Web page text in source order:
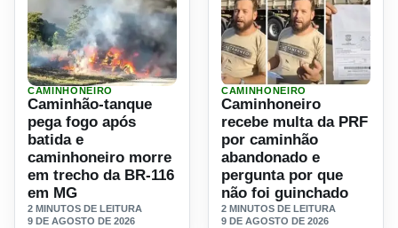
Ler materia: Caminhão-tanque pega fogo após batida e
CAMINHONEIRO
Caminhão-tanque
pega fogo após
batida e
caminhoneiro morre
em trecho da BR-116
em MG
2 MINUTOS DE LEITURA
9 DE AGOSTO DE 2026
Ler materia: Caminhoneiro
CAMINHONEIRO
Caminhoneiro
recebe multa da PRF
por caminhão
abandonado e
pergunta por que
não foi guinchado
2 MINUTOS DE LEITURA
9 DE AGOSTO DE 2026